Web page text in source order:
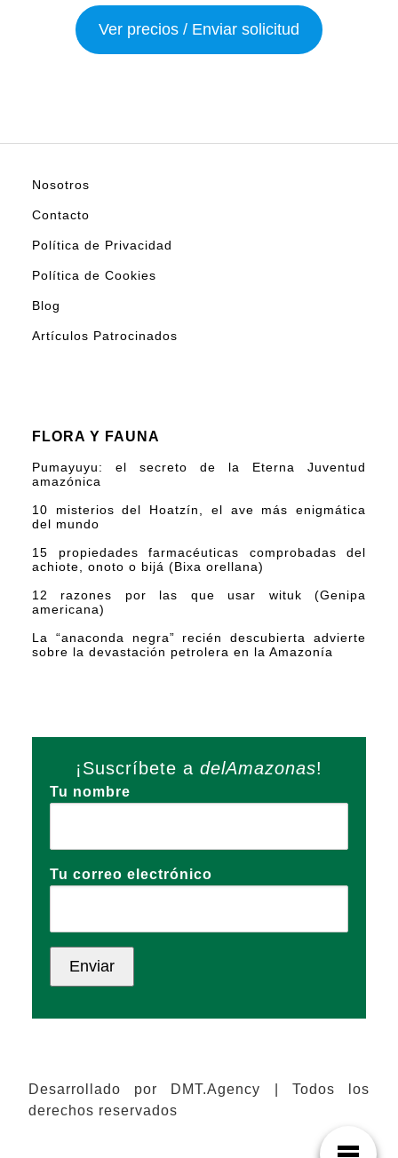
Ver precios / Enviar solicitud
Nosotros
Contacto
Política de Privacidad
Política de Cookies
Blog
Artículos Patrocinados
FLORA Y FAUNA
Pumayuyu: el secreto de la Eterna Juventud
amazónica
10 misterios del Hoatzín, el ave más enigmática
del mundo
15 propiedades farmacéuticas comprobadas del
achiote, onoto o bijá (Bixa orellana)
12 razones por las que usar wituk (Genipa
americana)
La “anaconda negra” recién descubierta advierte
sobre la devastación petrolera en la Amazonía
¡Suscríbete a delAmazonas!
Tu nombre
Tu correo electrónico
Desarrollado por DMT.Agency | Todos los
derechos reservados